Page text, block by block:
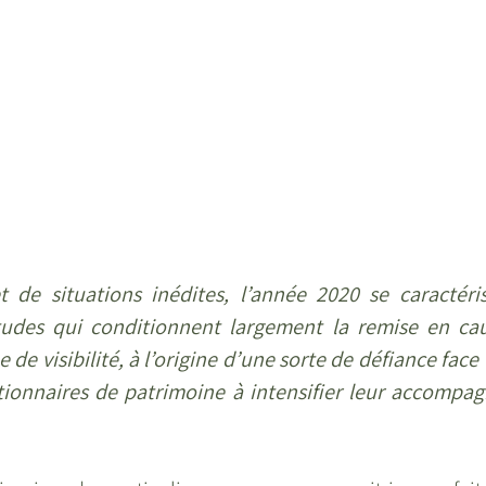
de situations inédites, l’année 2020 se
qui conditionnent largement la remise en
de visibilité, à l’origine d’une sorte de défiance face
de patrimoine à intensifier leur